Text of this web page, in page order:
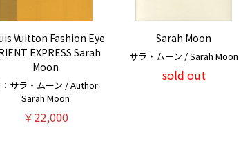
Vuitton Fashion Eye
EXPRESS Sarah
Moon
サラ・ムーン / Author:
Sarah Moon
￥22,000
Sarah Moon
サラ・ムーン / Sarah Moon
sold out